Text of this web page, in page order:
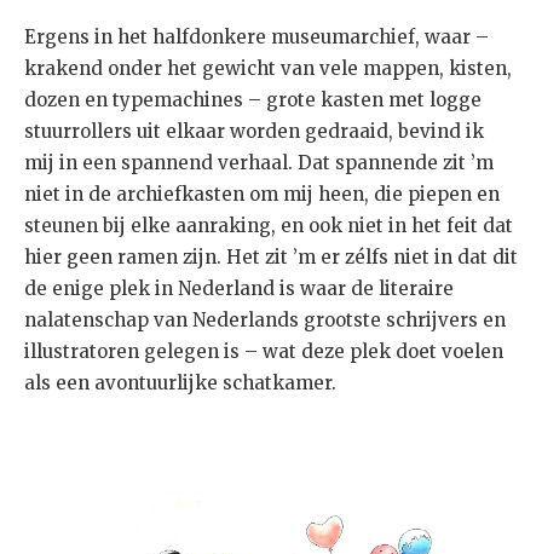
Ergens in het halfdonkere museumarchief, waar –
krakend onder het gewicht van vele mappen, kisten,
dozen en typemachines – grote kasten met logge
stuurrollers uit elkaar worden gedraaid, bevind ik
mij in een spannend verhaal. Dat spannende zit ’m
niet in de archiefkasten om mij heen, die piepen en
steunen bij elke aanraking, en ook niet in het feit dat
hier geen ramen zijn. Het zit ’m er zélfs niet in dat dit
de enige plek in Nederland is waar de literaire
nalatenschap van Nederlands grootste schrijvers en
illustratoren gelegen is – wat deze plek doet voelen
als een avontuurlijke schatkamer.